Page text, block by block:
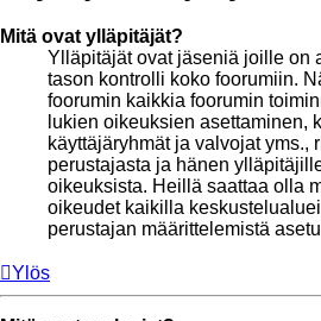
Mitä ovat ylläpitäjät?
Ylläpitäjät ovat jäseniä joille on
tason kontrolli koko foorumiin.
foorumin kaikkia foorumin
lukien oikeuksien asettaminen,
käyttäjäryhmät ja valvojat yms.,
perustajasta ja hänen
oikeuksista. Heillä saattaa olla
oikeudet kaikilla
perustajan määrittelemistä
Ylös